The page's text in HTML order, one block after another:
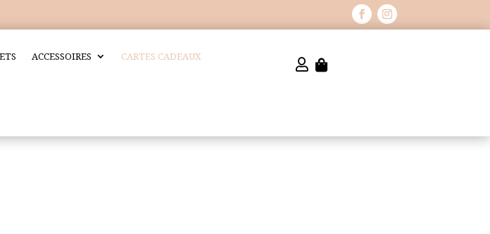
ACCESSOIRES CARTES CADEAUX
 